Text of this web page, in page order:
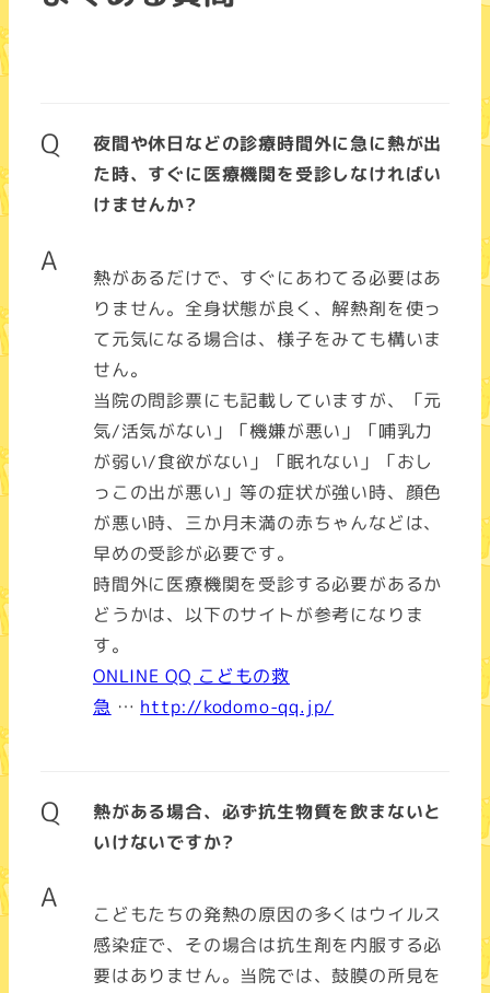
Q
夜間や休日などの診療時間外に急に熱が出
た時、すぐに医療機関を受診しなければい
けませんか?
A
熱があるだけで、すぐにあわてる必要はあ
りません。全身状態が良く、解熱剤を使っ
て元気になる場合は、様子をみても構いま
せん。
当院の問診票にも記載していますが、「元
気/活気がない」「機嫌が悪い」「哺乳力
が弱い/食欲がない」「眠れない」「おし
っこの出が悪い」等の症状が強い時、顔色
が悪い時、三か月未満の赤ちゃんなどは、
早めの受診が必要です。
時間外に医療機関を受診する必要があるか
どうかは、以下のサイトが参考になりま
す。
ONLINE QQ こどもの救
急 … http://kodomo-qq.jp/
Q
熱がある場合、必ず抗生物質を飲まないと
いけないですか?
A
こどもたちの発熱の原因の多くはウイルス
感染症で、その場合は抗生剤を内服する必
要はありません。当院では、鼓膜の所見を